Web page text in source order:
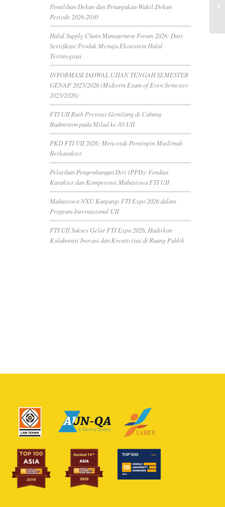
Pemilihan Dekan dan Penunjukan Wakil Dekan
Periode 2026-2030
Halal Supply Chain Management Forum 2026: Dari
Sertifikasi Produk Menuju Ekosistem Halal
Terintegrasi
INFORMASI JADWAL UJIAN TENGAH SEMESTER
GENAP 2025/2026 (Midterm Exam of Even Semester
2025/2026)
FTI UII Raih Prestasi Gemilang di Cabang
Badminton pada Milad ke-83 UII
PKD FTI UII 2026: Mencetak Pemimpin Muslimah
Berkarakter
Pelatihan Pengembangan Diri (PPD): Fondasi
Karakter dan Kompetensi Mahasiswa FTI UII
Mahasiswa NXU Kunjungi FTI Expo 2026 dalam
Program Internasional UII
FTI UII Sukses Gelar FTI Expo 2026, Hadirkan
Kolaborasi Inovasi dan Kreativitas di Ruang Publik